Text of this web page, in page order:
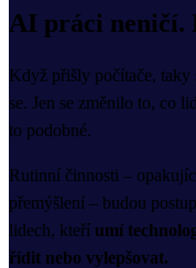
AI práci neničí.
Když přišly počítače, taky
se. Jen se změnilo to, co
to podobné.
Rutinní činnosti –
přemýšlení – budou
lidech, kteří umí
řídit nebo vylepšovat.